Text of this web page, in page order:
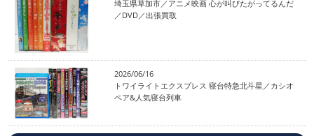
埼玉県草加市／アニメ映画 心が叫びたがってるんだ
／DVD／出張買取
2026/06/16
トワイライトエクスプレス 寝台特急北斗星／カシオ
ペア&人気寝台列車